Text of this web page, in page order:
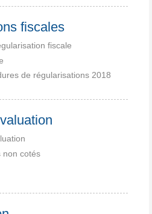
fiscales
fiscale
de régularisations 2018
non cotés